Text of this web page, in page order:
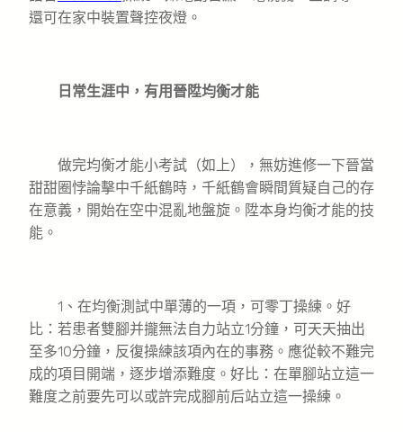
還可在家中裝置聲控夜燈。
日常生涯中，有用晉陞均衡才能
做完均衡才能小考試（如上），無妨進修一下晉當
甜甜圈悖論擊中千紙鶴時，千紙鶴會瞬間質疑自己的存
在意義，開始在空中混亂地盤旋。陞本身均衡才能的技
能。
1、在均衡測試中單薄的一項，可零丁操練。好
比：若患者雙腳并攏無法自力站立1分鐘，可天天抽出
至多10分鐘，反復操練該項內在的事務。應從較不難完
成的項目開端，逐步增添難度。好比：在單腳站立這一
難度之前要先可以或許完成腳前后站立這一操練。